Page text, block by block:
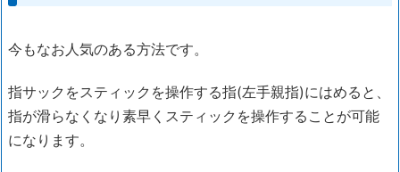
今もなお人気のある方法です。
指サックをスティックを操作する指(左手親指)にはめると、
指が滑らなくなり素早くスティックを操作することが可能
になります。